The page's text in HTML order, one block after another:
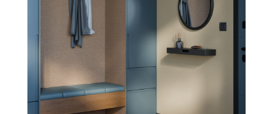
en
página
producto